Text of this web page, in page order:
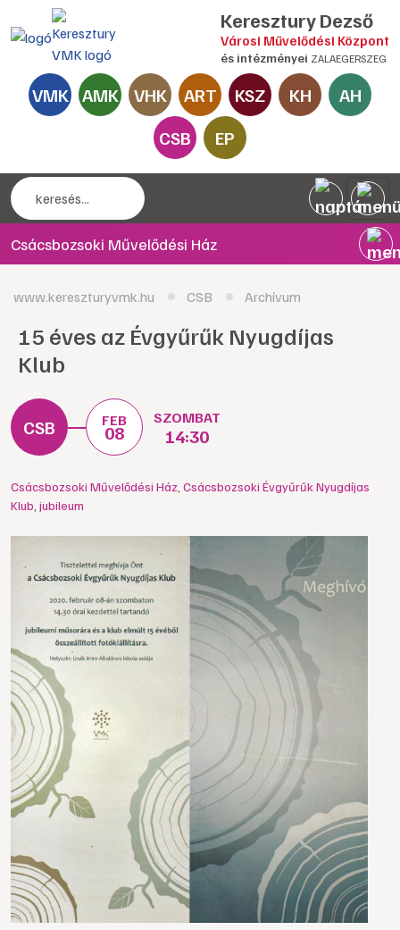
Keresztury Dezső
Városi Művelődési Központ
és intézményei ZALAEGERSZEG
VMK AMK VHK ART KSZ KH
AH
CSB
EP
Csácsbozsoki Művelődési Ház
www.kereszturyvmk.hu CSB Archívum
15 éves az Évgyűrűk Nyugdíjas
Klub
FEB
08
SZOMBAT
14:30
Csácsbozsoki Művelődési Ház Csácsbozsoki Évgyűrűk Nyugdíjas
Klub jubileum